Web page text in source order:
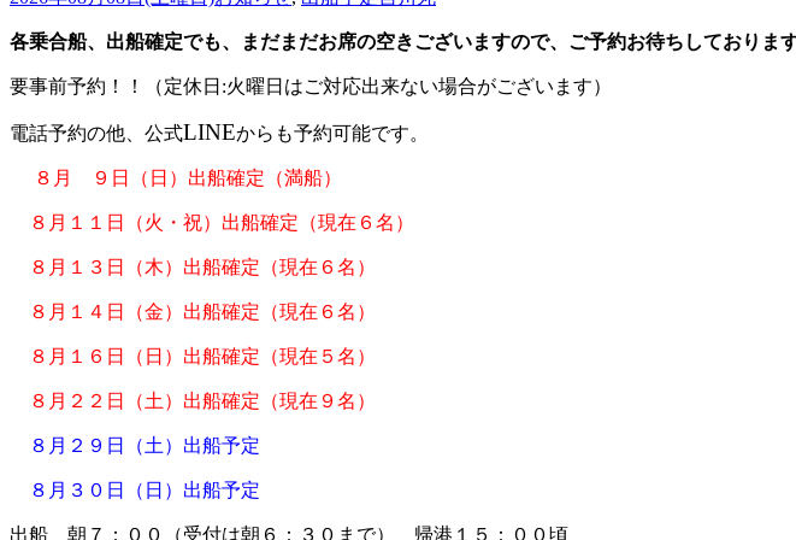
各乗合船、出船確定でも、まだまだお席の空きございますので、ご予約お待ちしております
要事前予約！！（定休日:火曜日はご対応出来ない場合がございます）
電話予約の他、公式LINEから も予約可能です。
８月 ９日（日）出船確定（満船）
８月１１日（火・祝）出船確定（現在６名）
８月１３日（木）出船確定（現在６名）
８月１４日（金）出船確定（現在６名）
８月１６日（日）出船確定（現在５名）
８月２２日（土）出船確定（現在９名）
８月２９日（土）出船予定
８月３０日（日）出船予定
出船 朝７：００（受付は朝６：３０まで） 帰港１５：００頃